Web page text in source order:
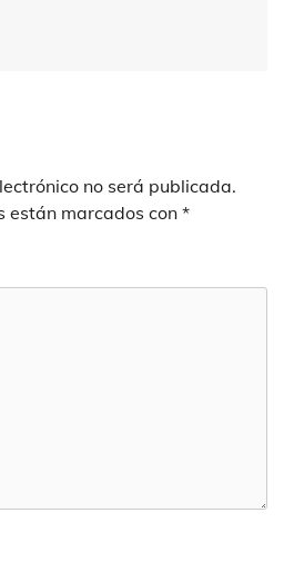
no será publicada.
están marcados con *